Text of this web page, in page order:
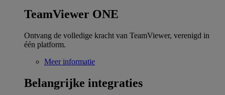
TeamViewer ONE
Ontvang de volledige kracht van TeamViewer, verenigd in
één platform.
Meer informatie
Belangrijke integraties